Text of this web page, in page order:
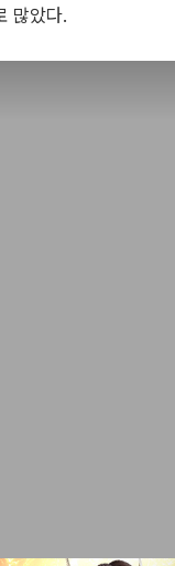
많았다.